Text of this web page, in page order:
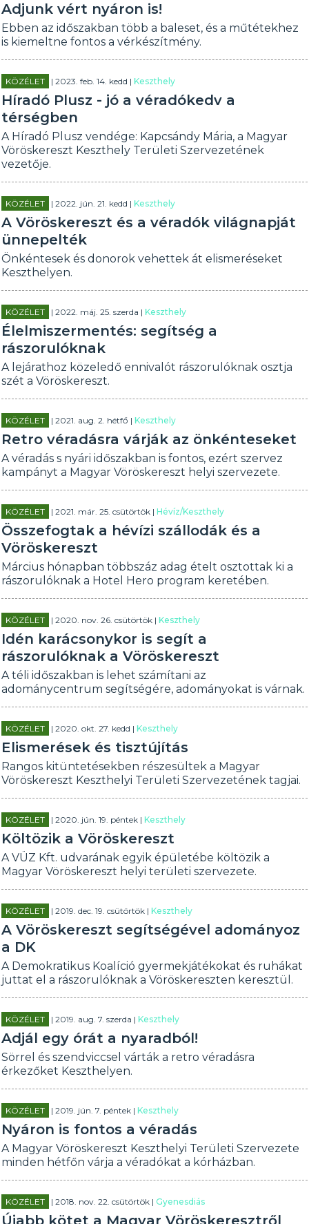
Adjunk vért nyáron is!
Ebben az időszakban több a baleset, és a műtétekhez
is kiemeltne fontos a vérkészítmény.
KÖZÉLET | 2023. feb. 14. kedd |Keszthely
Híradó Plusz - jó a véradókedv a
térségben
A Híradó Plusz vendége: Kapcsándy Mária, a Magyar
Vöröskereszt Keszthely Területi Szervezetének
vezetője.
KÖZÉLET | 2022. jún. 21. kedd |Keszthely
A Vöröskereszt és a véradók világnapját
ünnepelték
Önkéntesek és donorok vehettek át elismeréseket
Keszthelyen.
KÖZÉLET | 2022. máj. 25. szerda |Keszthely
Élelmiszermentés: segítség a
rászorulóknak
A lejárathoz közeledő ennivalót rászorulóknak osztja
szét a Vöröskereszt.
KÖZÉLET | 2021. aug. 2. hétfő |Keszthely
Retro véradásra várják az önkénteseket
A véradás s nyári időszakban is fontos, ezért szervez
kampányt a Magyar Vöröskereszt helyi szervezete.
KÖZÉLET | 2021. már. 25. csütörtök |Hévíz/Keszthely
Összefogtak a hévízi szállodák és a
Vöröskereszt
Március hónapban többszáz adag ételt osztottak ki a
rászorulóknak a Hotel Hero program keretében.
KÖZÉLET | 2020. nov. 26. csütörtök |Keszthely
Idén karácsonykor is segít a
rászorulóknak a Vöröskereszt
A téli időszakban is lehet számítani az
adománycentrum segítségére, adományokat is várnak.
KÖZÉLET | 2020. okt. 27. kedd |Keszthely
Elismerések és tisztújítás
Rangos kitüntetésekben részesültek a Magyar
Vöröskereszt Keszthelyi Területi Szervezetének tagjai.
KÖZÉLET | 2020. jún. 19. péntek |Keszthely
Költözik a Vöröskereszt
A VÜZ Kft. udvarának egyik épületébe költözik a
Magyar Vöröskereszt helyi területi szervezete.
KÖZÉLET | 2019. dec. 19. csütörtök |Keszthely
A Vöröskereszt segítségével adományoz
a DK
A Demokratikus Koalíció gyermekjátékokat és ruhákat
juttat el a rászorulóknak a Vöröskereszten keresztül.
KÖZÉLET | 2019. aug. 7. szerda |Keszthely
Adjál egy órát a nyaradból!
Sörrel és szendviccsel várták a retro véradásra
érkezőket Keszthelyen.
KÖZÉLET | 2019. jún. 7. péntek |Keszthely
Nyáron is fontos a véradás
A Magyar Vöröskereszt Keszthelyi Területi Szervezete
minden hétfőn várja a véradókat a kórházban.
KÖZÉLET | 2018. nov. 22. csütörtök |Gyenesdiás
Újabb kötet a Magyar Vöröskeresztről